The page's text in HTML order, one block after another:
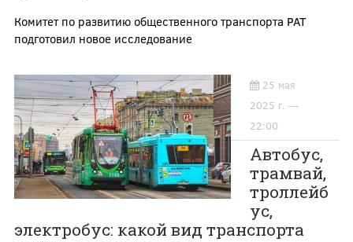
Комитет по развитию общественного транспорта РАТ
подготовил новое исследование
25 мая
2025 г. —
22:00
Автобус,
трамвай,
троллейб
ус,
электробус: какой вид транспорта